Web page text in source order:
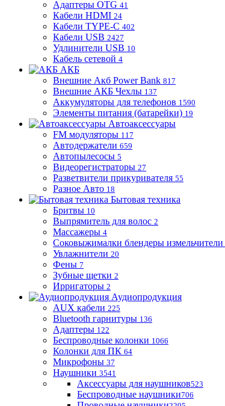
Адаптеры OTG 41
Кабели HDMI 24
Кабели TYPE-C 402
Кабели USB 2427
Удлинители USB 10
Кабель сетевой 4
АКБ
Внешние Акб Power Bank 817
Внешние АКБ Чехлы 137
Аккумуляторы для телефонов 1590
Элементы питания (батарейки) 19
Автоаксессуары
FM модуляторы 117
Автодержатели 659
Автопылесосы 5
Видеорегистраторы 27
Разветвители прикуривателя 55
Разное Авто 18
Бытовая техника
Бритвы 10
Выпрямитель для волос 2
Массажеры 4
Соковыжималки блендеры измельчители
Увлажнители 20
Фены 7
Зубные щетки 2
Ирригаторы 2
Аудиопродукция
AUX кабели 225
Bluetooth гарнитуры 136
Адаптеры 122
Беспроводные колонки 1066
Колонки для ПК 64
Микрофоны 37
Наушники 3541
Аксессуары для наушников523
Беспроводные наушники706